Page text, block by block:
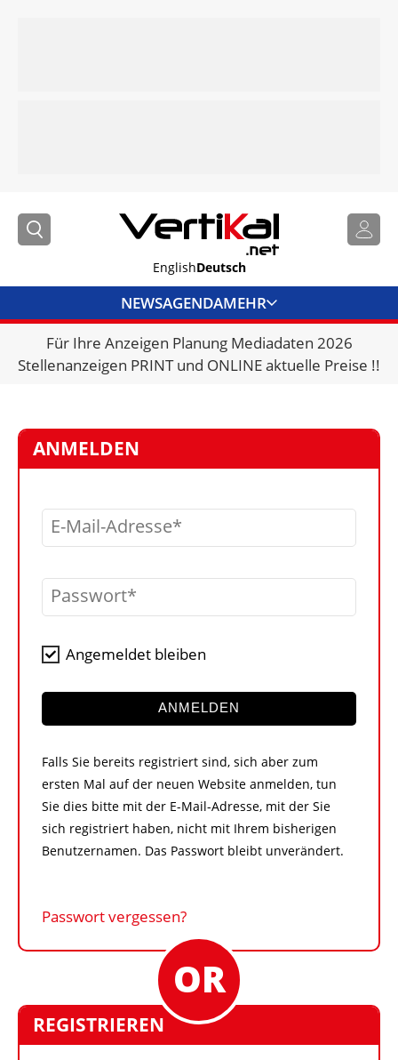
EnglishDeutsch
NEWSAGENDAMEHR
BRANCHENLINKS
VERMIETER
VIDEOS
BIBLIOTHEK
KRAN & BÜHNE
KONTAKT
Für Ihre Anzeigen Planung Mediadaten 2026
Stellenanzeigen PRINT und ONLINE aktuelle Preise !!
ANMELDEN
E-Mail-Adresse
Passwort
Angemeldet bleiben
ANMELDEN
Falls Sie bereits registriert sind, sich aber zum
ersten Mal auf der neuen Website anmelden, tun
Sie dies bitte mit der E-Mail-Adresse, mit der Sie
sich registriert haben, nicht mit Ihrem bisherigen
Benutzernamen. Das Passwort bleibt unverändert.
Passwort vergessen?
REGISTRIEREN